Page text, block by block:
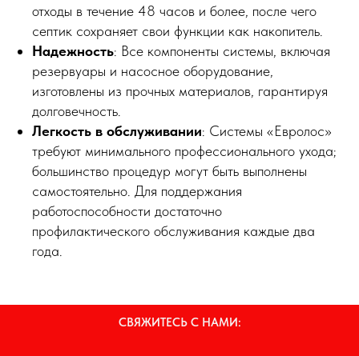
отходы в течение 48 часов и более, после чего
септик сохраняет свои функции как накопитель.
Надежность: Все компоненты системы, включая
резервуары и насосное оборудование,
изготовлены из прочных материалов, гарантируя
долговечность.
Легкость в обслуживании: Системы «Евролос»
требуют минимального профессионального ухода;
большинство процедур могут быть выполнены
самостоятельно. Для поддержания
работоспособности достаточно
профилактического обслуживания каждые два
года.
СВЯЖИТЕСЬ С НАМИ: